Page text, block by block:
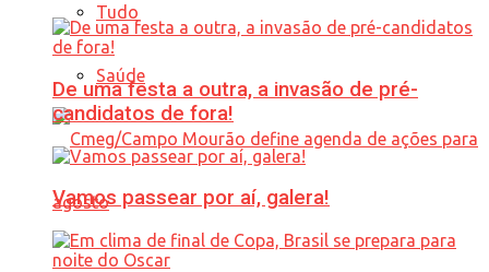
Tudo
Saúde
De uma festa a outra, a invasão de pré-
candidatos de fora!
Vamos passear por aí, galera!